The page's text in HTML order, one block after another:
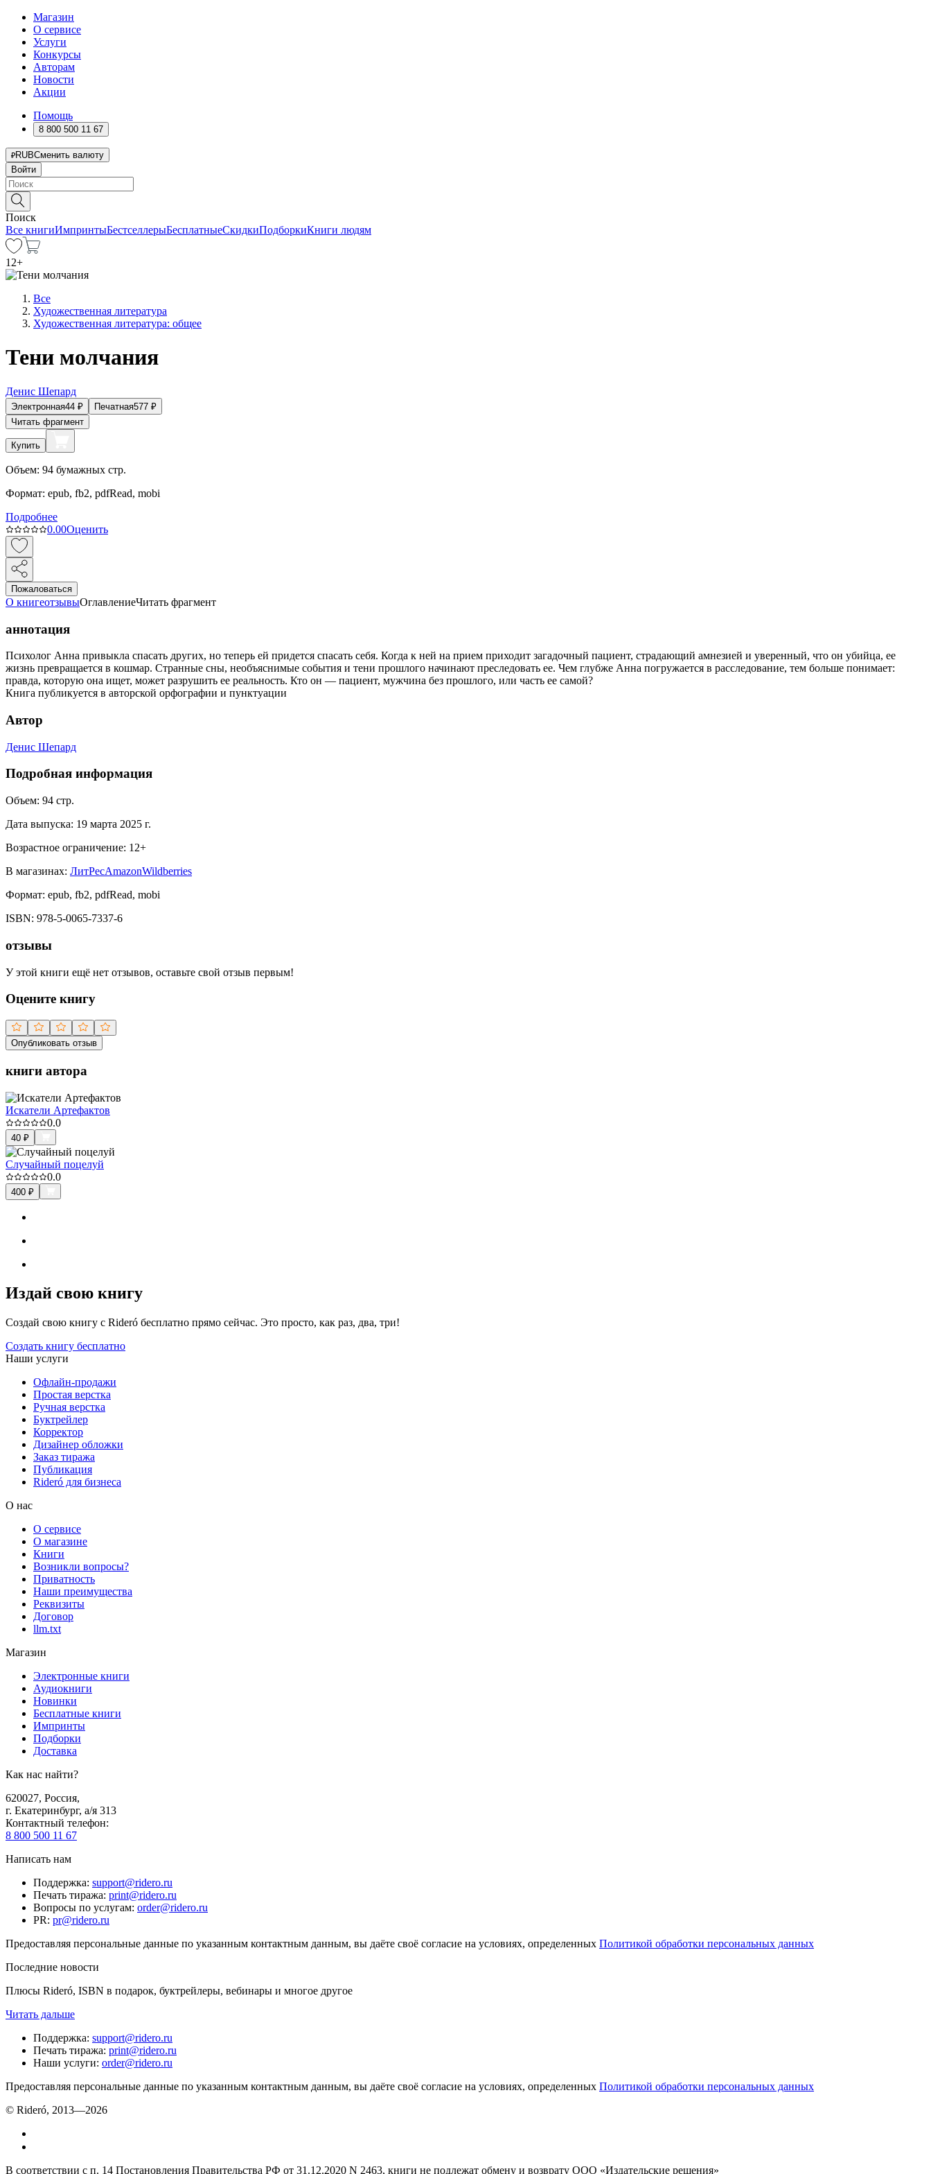
Магазин
О сервисе
Услуги
Конкурсы
Авторам
Новости
Акции
Помощь
8 800 500 11 67
RUBСменить валюту
Войти
Поиск
Все книгиИмпринтыБестселлерыБесплатныеСкидкиПодборкиКниги людям
12+
Все
Художественная литература
Художественная литература: общее
Тени молчания
Денис Шепард
Электронная44 ₽ Печатная577 ₽
Читать фрагмент
Купить
Объем: 94 бумажных стр.
Формат: epub, fb2, pdfRead, mobi
Подробнее
0.00Оценить
Пожаловаться
О книгеотзывыОглавлениеЧитать фрагмент
аннотация
Психолог Анна привыкла спасать других, но теперь ей придется спасать себя. Когда к ней на прием приходит загадочный пациент, страдающий амнезией и уверенный, что он убийца, ее
жизнь превращается в кошмар. Странные сны, необъяснимые события и тени прошлого начинают преследовать ее. Чем глубже Анна погружается в расследование, тем больше понимает:
правда, которую она ищет, может разрушить ее реальность. Кто он — пациент, мужчина без прошлого, или часть ее самой?
Книга публикуется в авторской орфографии и пунктуации
Автор
Денис Шепард
Подробная информация
Объем: 94 стр.
Дата выпуска: 19 марта 2025 г.
Возрастное ограничение: 12+
В магазинах: ЛитРесAmazonWildberries
Формат: epub, fb2, pdfRead, mobi
ISBN: 978-5-0065-7337-6
отзывы
У этой книги ещё нет отзывов, оставьте свой отзыв первым!
Оцените книгу
Опубликовать отзыв
книги автора
Искатели Артефактов
0.0
40 ₽
Случайный поцелуй
0.0
400 ₽
Издай свою книгу
Создай свою книгу с Rideró бесплатно прямо сейчас. Это просто, как раз, два, три!
Создать книгу бесплатно
Наши услуги
Офлайн-продажи
Простая верстка
Ручная верстка
Буктрейлер
Корректор
Дизайнер обложки
Заказ тиража
Публикация
Rideró для бизнеса
О нас
О сервисе
О магазине
Книги
Возникли вопросы?
Приватность
Наши преимущества
Реквизиты
Договор
llm.txt
Магазин
Электронные книги
Аудиокниги
Новинки
Бесплатные книги
Импринты
Подборки
Доставка
Как нас найти?
620027, Россия,
г. Екатеринбург, а/я 313
Контактный телефон:
8 800 500 11 67
Написать нам
Поддержка: support@ridero.ru
Печать тиража: print@ridero.ru
Вопросы по услугам: order@ridero.ru
PR: pr@ridero.ru
Предоставляя персональные данные по указанным контактным данным, вы даёте своё согласие на условиях, определенных Политикой обработки персональных данных
Последние новости
Плюсы Rideró, ISBN в подарок, буктрейлеры, вебинары и многое другое
Читать дальше
Поддержка: support@ridero.ru
Печать тиража: print@ridero.ru
Наши услуги: order@ridero.ru
Предоставляя персональные данные по указанным контактным данным, вы даёте своё согласие на условиях, определенных Политикой обработки персональных данных
© Rideró, 2013—2026
В соответствии с п. 14 Постановления Правительства РФ от 31.12.2020 N 2463, книги не подлежат обмену и возврату ООО «Издательские решения»